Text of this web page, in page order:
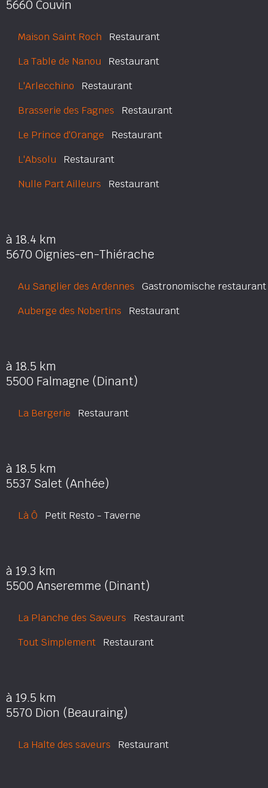
5660 Couvin
Maison Saint Roch Restaurant
La Table de Nanou Restaurant
L'Arlecchino Restaurant
Brasserie des Fagnes Restaurant
Le Prince d'Orange Restaurant
L'Absolu Restaurant
Nulle Part Ailleurs Restaurant
à 18.4 km
5670 Oignies-en-Thiérache
Au Sanglier des Ardennes Gastronomische restaurant
Auberge des Nobertins Restaurant
à 18.5 km
5500 Falmagne (Dinant)
La Bergerie Restaurant
à 18.5 km
5537 Salet (Anhée)
Là Ô Petit Resto - Taverne
à 19.3 km
5500 Anseremme (Dinant)
La Planche des Saveurs Restaurant
Tout Simplement Restaurant
à 19.5 km
5570 Dion (Beauraing)
La Halte des saveurs Restaurant